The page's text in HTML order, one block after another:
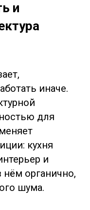
и
иначе.
для
кухня
и
нём органично,
шума.